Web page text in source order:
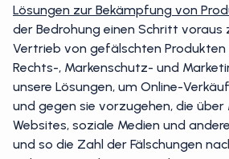
Lösungen zur Bekämpfung von
der Bedrohung einen Schritt voraus
Vertrieb von gefälschten Produkten
Rechts-, Markenschutz- und
unsere Lösungen, um Online-
und gegen sie vorzugehen, die
Websites, soziale Medien und
und so die Zahl der Fälschungen